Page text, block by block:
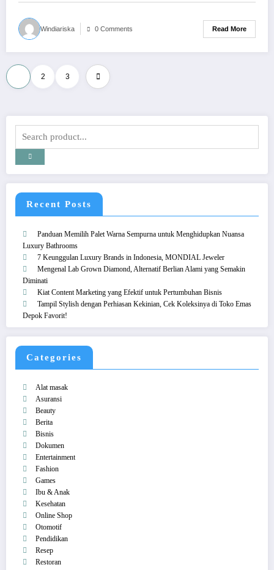
Windiariska 0 Comments Read More
Posts
pagination
2 3
Recent Posts
Panduan Memilih Palet Warna Sempurna untuk Menghidupkan Nuansa
Luxury Bathrooms
7 Keunggulan Luxury Brands in Indonesia, MONDIAL Jeweler
Mengenal Lab Grown Diamond, Alternatif Berlian Alami yang Semakin
Diminati
Kiat Content Marketing yang Efektif untuk Pertumbuhan Bisnis
Tampil Stylish dengan Perhiasan Kekinian, Cek Koleksinya di Toko Emas
Depok Favorit!
Categories
Alat masak
Asuransi
Beauty
Berita
Bisnis
Dokumen
Entertainment
Fashion
Games
Ibu & Anak
Kesehatan
Online Shop
Otomotif
Pendidikan
Resep
Restoran